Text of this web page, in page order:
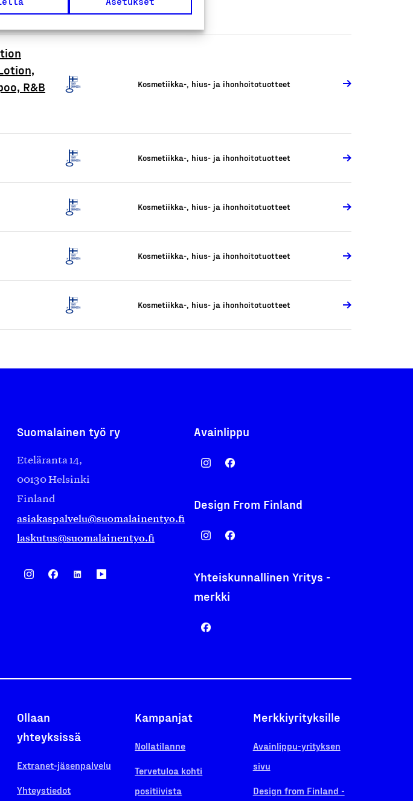
R&B
Kosmetiikka-, hius- ja ihonhoitotuotteet
Kosmetiikka-, hius- ja ihonhoitotuotteet
Kosmetiikka-, hius- ja ihonhoitotuotteet
Kosmetiikka-, hius- ja ihonhoitotuotteet
Kosmetiikka-, hius- ja ihonhoitotuotteet
Suomalainen työ ry
Eteläranta 14,
00130 Helsinki
Finland
asiakaspalvelu@suomalainentyo.fi
laskutus@suomalainentyo.fi
Avainlippu
Design From Finland
Yhteiskunnallinen Yritys -
merkki
Ollaan
yhteyksissä
Extranet-jäsenpalvelu
Yhteystiedot
Kampanjat
Nollatilanne
Tervetuloa kohti
positiivista
Merkkiyrityksille
Avainlippu-yrityksen
sivu
Design from Finland -